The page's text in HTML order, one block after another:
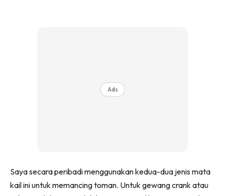
Ads
Saya secara peribadi menggunakan kedua-dua jenis mata
kail ini untuk memancing toman. Untuk gewang crank atau